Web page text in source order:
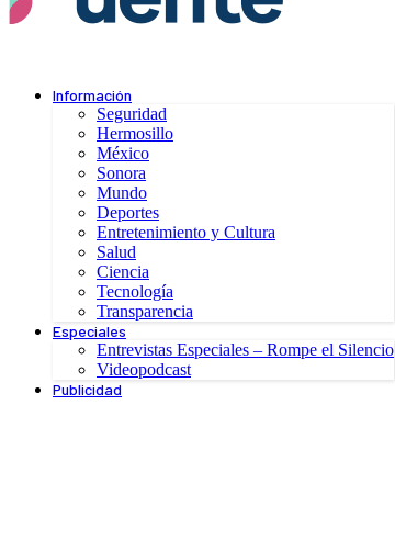
Información
Seguridad
Hermosillo
México
Sonora
Mundo
Deportes
Entretenimiento y Cultura
Salud
Ciencia
Tecnología
Transparencia
Especiales
Entrevistas Especiales – Rompe el Silencio
Videopodcast
Publicidad